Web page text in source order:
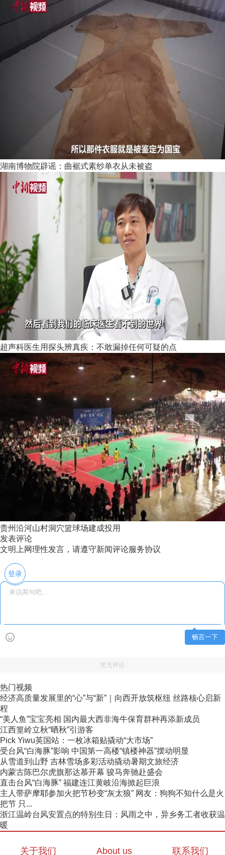
湖南博物院辟谣：曲裾式素纱单衣从未被盗
超声科医生用探头辨真疾：不敢漏掉任何可疑的点
贵州沿河山村洞穴篮球场建成投用
发表评论
文明上网理性发言，请遵守新闻评论服务协议
登录
畅言一下
暂无评论
热门视频
经济高质量发展里的“心”与“新”｜向西开放筑枢纽 丝路核心启新
程
“美人鱼”宝宝亮相 国内最大西非海牛保育群种再添新成员
江西篁岭立秋“晒秋”引游客
Pick Yiwu英国站：一枚冰箱贴撬动“大市场”
受台风“白海豚”影响 中国第一高楼“镇楼神器”摆动明显
从雪道到山野 吉林雪场多彩活动撬动暑期文旅经济
内蒙古陈巴尔虎旗那达慕开幕 骏马奔驰赴盛会
直击台风“白海豚” 福建连江黄岐沿海掀起巨浪
主人带萨摩耶参加火把节秒变“灰太狼” 网友：狗狗不知什么是火
把节 只...
浙江温岭台风安置点的特别生日：风雨之中，异乡务工者收获温
暖
关于我们 About us 联系我们